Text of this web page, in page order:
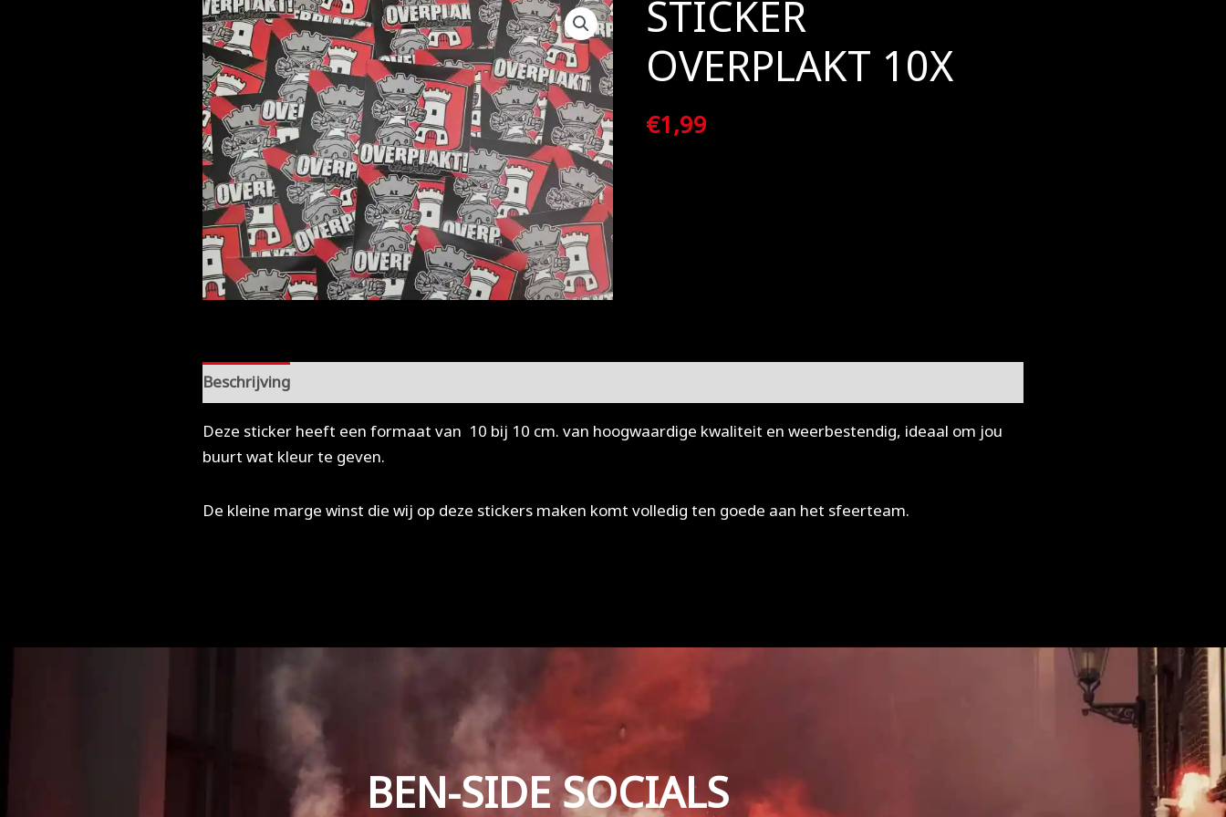
STICKER
OVERPLAKT 10X
€1,99
Beschrijving
Deze sticker heeft een formaat van 10 bij 10 cm. van hoogwaardige kwaliteit en weerbestendig, ideaal om jou
buurt wat kleur te geven.
De kleine marge winst die wij op deze stickers maken komt volledig ten goede aan het sfeerteam.
BEN-SIDE SOCIALS